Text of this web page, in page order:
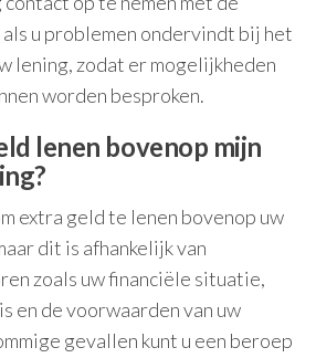
u problemen ondervindt bij het
lening, zodat er mogelijkheden
worden besproken.
lenen bovenop mijn
extra geld te lenen bovenop uw
dit is afhankelijk van
zoals uw financiële situatie,
en de voorwaarden van uw
gevallen kunt u een beroep